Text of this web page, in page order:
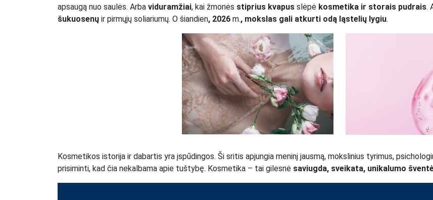
apsaugą nuo saulės. Arba viduramžiai, kai žmonės stiprius kvapus slėpė kosmetika ir storais pudrais.
šukuosenų ir pirmųjų soliariumų. O šiandien, 2026 m., mokslas gali atkurti odą ląstelių lygiu.
Kosmetikos istorija ir dabartis yra įspūdingos. Ši sritis apjungia meninį jausmą, mokslinius tyrimus,
prisiminti, kad čia nekalbama apie tuštybę. Kosmetika – tai gilesnė saviugda, sveikata, unikalumo